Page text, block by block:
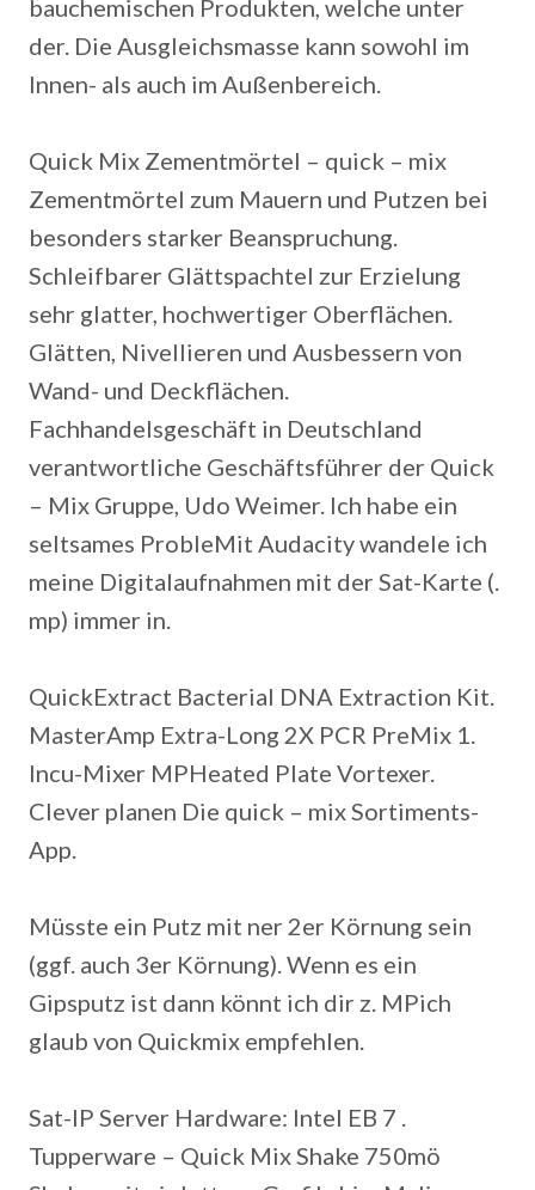
bauchemischen Produkten, welche unter
der. Die Ausgleichsmasse kann sowohl im
Innen- als auch im Außenbereich.
Quick Mix Zementmörtel – quick – mix
Zementmörtel zum Mauern und Putzen bei
besonders starker Beanspruchung.
Schleifbarer Glättspachtel zur Erzielung
sehr glatter, hochwertiger Oberflächen.
Glätten, Nivellieren und Ausbessern von
Wand- und Deckflächen.
Fachhandelsgeschäft in Deutschland
verantwortliche Geschäftsführer der Quick
– Mix Gruppe, Udo Weimer. Ich habe ein
seltsames ProbleMit Audacity wandele ich
meine Digitalaufnahmen mit der Sat-Karte (.
mp) immer in.
QuickExtract Bacterial DNA Extraction Kit.
MasterAmp Extra-Long 2X PCR PreMix 1.
Incu-Mixer MPHeated Plate Vortexer.
Clever planen Die quick – mix Sortiments-
App.
Müsste ein Putz mit ner 2er Körnung sein
(ggf. auch 3er Körnung). Wenn es ein
Gipsputz ist dann könnt ich dir z. MPich
glaub von Quickmix empfehlen.
Sat-IP Server Hardware: Intel EB 7 .
Tupperware – Quick Mix Shake 750mö